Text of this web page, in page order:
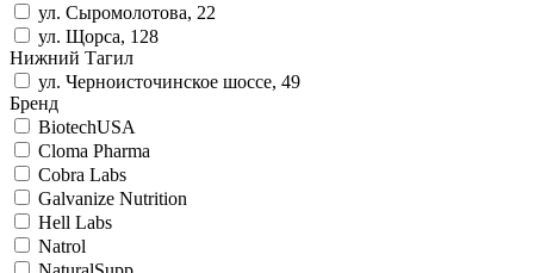
ул. Сыромолотова, 22
ул. Щорса, 128
Нижний Тагил
ул. Черноисточинское шоссе, 49
Бренд
BiotechUSA
Cloma Pharma
Cobra Labs
Galvanize Nutrition
Hell Labs
Natrol